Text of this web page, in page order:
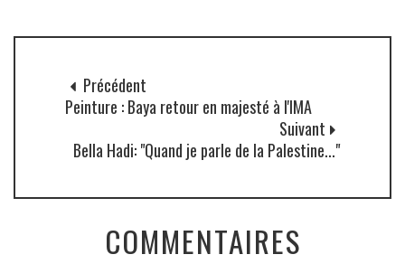
Précédent
Peinture : Baya retour en majesté à l'IMA
Suivant
Bella Hadi: "Quand je parle de la Palestine..."
COMMENTAIRES